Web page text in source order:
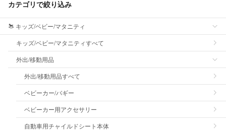
カテゴリで絞り込み
キッズ/ベビー/マタニティ
キッズ/ベビー/マタニティすべて
外出/移動用品
外出/移動用品すべて
ベビーカー/バギー
ベビーカー用アクセサリー
自動車用チャイルドシート本体